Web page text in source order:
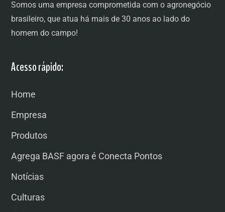
Somos uma empresa comprometida com o agronegócio
brasileiro, que atua há mais de 30 anos ao lado do
homem do campo!
Acesso rápido:
Home
Empresa
Produtos
Agrega BASF agora é Conecta Pontos
Notícias
Culturas